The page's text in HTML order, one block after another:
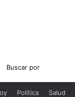
Política Salud